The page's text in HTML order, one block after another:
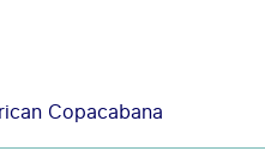
Copacabana